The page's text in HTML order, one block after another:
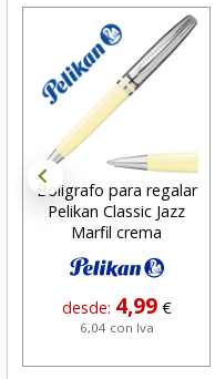
Boligrafo para regalar
Pelikan Classic Jazz
Marfil crema
desde: 4,99 €
6,04 con Iva